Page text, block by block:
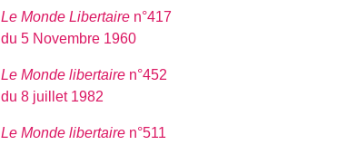
Le Monde Libertaire n°417
du 5 Novembre 1960
Le Monde libertaire n°452
du 8 juillet 1982
Le Monde libertaire n°511